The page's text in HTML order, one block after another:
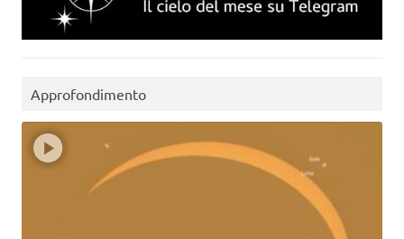
Approfondimento